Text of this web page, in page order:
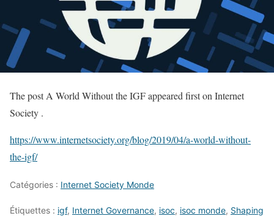
The post A World Without the IGF appeared first on Internet
Society .
https://www.internetsociety.org/blog/2019/04/a-world-without-
the-igf/
Catégories : Internet Society Monde
Étiquettes : igf, Internet Governance, isoc, isoc monde, Shaping